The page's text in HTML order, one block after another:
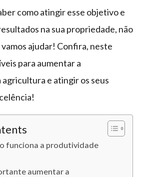
como atingir esse objetivo e
na sua propriedade, não
ajudar! Confira, neste
para aumentar a
e atingir os seus
funciona a produtividade
aumentar a